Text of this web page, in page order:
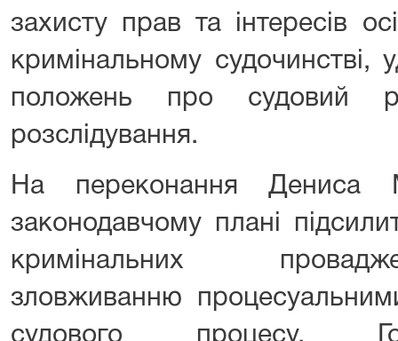
захисту прав та інтересів
кримінальному судочинстві,
положень про судовий
розслідування.
На переконання Дениса
законодавчому плані
кримінальних
зловживанню
судового процесу.